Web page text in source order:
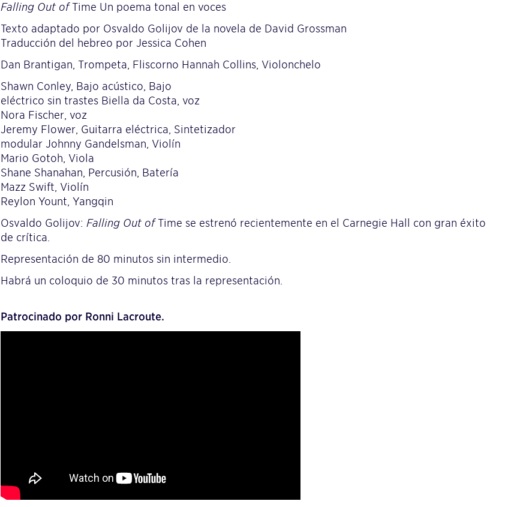
Falling Out ofTime Un poema tonal en voces
Texto adaptado por Osvaldo Golijov de la novela de David Grossman
Traducción del hebreo por Jessica Cohen
Dan Brantigan, Trompeta, Fliscorno Hannah Collins, Violonchelo
Shawn Conley, Bajo acústico, Bajo
eléctrico sin trastes Biella da Costa, voz
Nora Fischer, voz
Jeremy Flower, Guitarra eléctrica, Sintetizador
modular Johnny Gandelsman, Violín
Mario Gotoh, Viola
Shane Shanahan, Percusión, Batería
Mazz Swift, Violín
Reylon Yount, Yangqin
Osvaldo Golijov: Falling Out ofTime se estrenó recientemente en el Carnegie Hall con gran éxito
de crítica.
Representación de 80 minutos sin intermedio.
Habrá un coloquio de 30 minutos tras la representación.
Patrocinado por Ronni Lacroute.